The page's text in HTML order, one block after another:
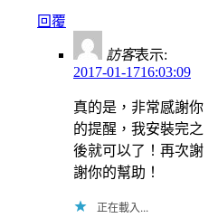
回覆
訪客表示:
2017-01-1716:03:09
真的是，非常感謝你
的提醒，我安裝完之
後就可以了！再次謝
謝你的幫助！
正在載入...